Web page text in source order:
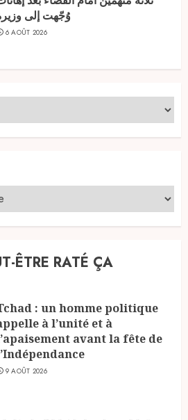
وُجّهت إلى
6 AOÛT 2026
ÊTRE RATÉ ÇA
: un homme politique
à l’unité et à
avant la fête de
9 AOÛT 2026